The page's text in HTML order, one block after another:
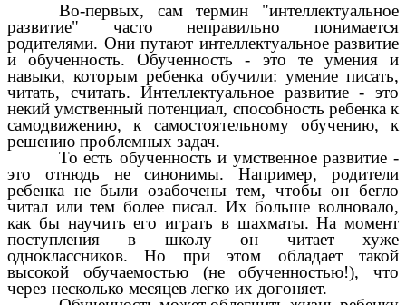
Во-первых, сам термин "интеллектуальное
развитие" часто неправильно понимается
родителями. Они путают интеллектуальное развитие
и обученность. Обученность - это те умения и
навыки, которым ребенка обучили: умение писать,
читать, считать. Интеллектуальное развитие - это
некий умственный потенциал, способность ребенка к
самодвижению, к самостоятельному обучению, к
решению проблемных задач.
То есть обученность и умственное развитие -
это отнюдь не синонимы. Например, родители
ребенка не были озабочены тем, чтобы он бегло
читал или тем более писал. Их больше волновало,
как бы научить его играть в шахматы. На момент
поступления в школу он читает хуже
одноклассников. Но при этом обладает такой
высокой обучаемостью (не обученностью!), что
через несколько месяцев легко их догоняет.